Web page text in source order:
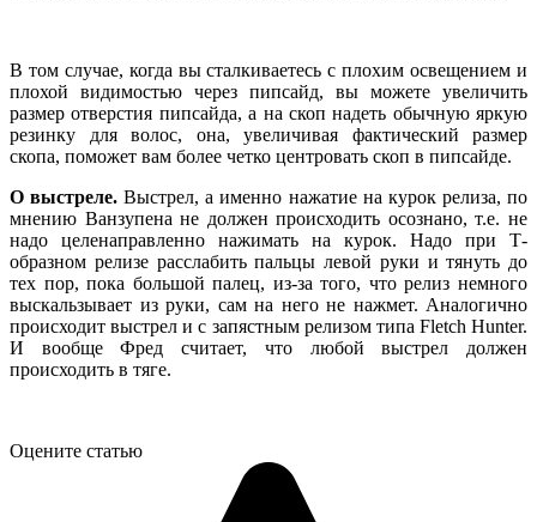
В том случае, когда вы сталкиваетесь с плохим освещением и
плохой видимостью через пипсайд, вы можете увеличить
размер отверстия пипсайда, а на скоп надеть обычную яркую
резинку для волос, она, увеличивая фактический размер
скопа, поможет вам более четко центровать скоп в пипсайде.
О выстреле.Выстрел, а именно нажатие на курок релиза, по
мнению Ванзупена не должен происходить осознано, т.е. не
надо целенаправленно нажимать на курок. Надо при Т-
образном релизе расслабить пальцы левой руки и тянуть до
тех пор, пока большой палец, из-за того, что релиз немного
выскальзывает из руки, сам на него не нажмет. Аналогично
происходит выстрел и с запястным релизом типа Fletch Hunter.
И вообще Фред считает, что любой выстрел должен
происходить в тяге.
Оцените статью